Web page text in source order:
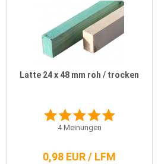
Latte 24 x 48 mm roh / trocken
4Meinungen
0,98 EUR / LFM